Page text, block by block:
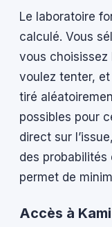
Le laboratoire
calculé. Vous
vous choisissez
voulez tenter,
tiré
possibles pour
direct sur
des
permet de
Accès à